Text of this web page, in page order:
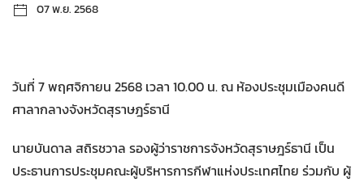
07 พ.ย. 2568
วันที่ 7 พฤศจิกายน 2568 เวลา 10.00 น. ณ ห้องประชุมเมืองคนดี
ศาลากลางจังหวัดสุราษฎร์ธานี
นายบันดาล สถิรชวาล รองผู้ว่าราชการจังหวัดสุราษฎร์ธานี เป็น
ประธานการประชุมคณะผู้บริหารการกีฬาแห่งประเทศไทย ร่วมกับ ผู้